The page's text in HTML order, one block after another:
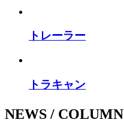
トレーラー
トラキャン
NEWS / COLUMN